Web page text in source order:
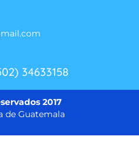
34633158
2017
de Guatemala